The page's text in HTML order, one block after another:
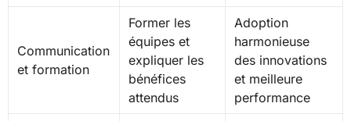
Communication
et formation
Former les
équipes et
expliquer les
bénéfices
attendus
Adoption
harmonieuse
des innovations
et meilleure
performance